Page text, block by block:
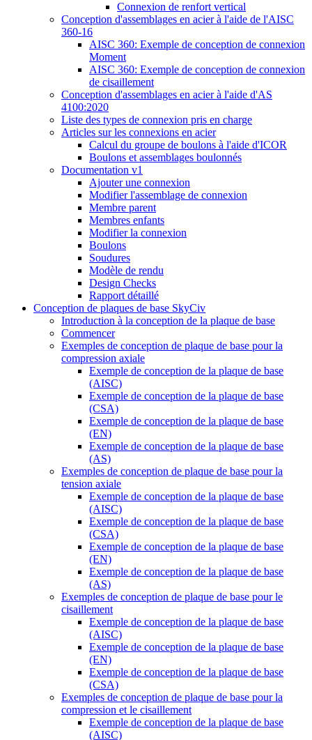
Connexion de renfort vertical
Conception d'assemblages en acier à l'aide de l'AISC
360-16
AISC 360: Exemple de conception de connexion
Moment
AISC 360: Exemple de conception de connexion
de cisaillement
Conception d'assemblages en acier à l'aide d'AS
4100:2020
Liste des types de connexion pris en charge
Articles sur les connexions en acier
Calcul du groupe de boulons à l'aide d'ICOR
Boulons et assemblages boulonnés
Documentation v1
Ajouter une connexion
Modifier l'assemblage de connexion
Membre parent
Membres enfants
Modifier la connexion
Boulons
Soudures
Modèle de rendu
Design Checks
Rapport détaillé
Conception de plaques de base SkyCiv
Introduction à la conception de la plaque de base
Commencer
Exemples de conception de plaque de base pour la
compression axiale
Exemple de conception de la plaque de base
(AISC)
Exemple de conception de la plaque de base
(CSA)
Exemple de conception de la plaque de base
(EN)
Exemple de conception de la plaque de base
(AS)
Exemples de conception de plaque de base pour la
tension axiale
Exemple de conception de la plaque de base
(AISC)
Exemple de conception de la plaque de base
(CSA)
Exemple de conception de la plaque de base
(EN)
Exemple de conception de la plaque de base
(AS)
Exemples de conception de plaque de base pour le
cisaillement
Exemple de conception de la plaque de base
(AISC)
Exemple de conception de la plaque de base
(EN)
Exemple de conception de la plaque de base
(CSA)
Exemples de conception de plaque de base pour la
compression et le cisaillement
Exemple de conception de la plaque de base
(AISC)